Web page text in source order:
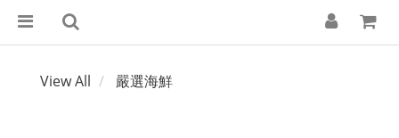
View All 嚴選海鮮